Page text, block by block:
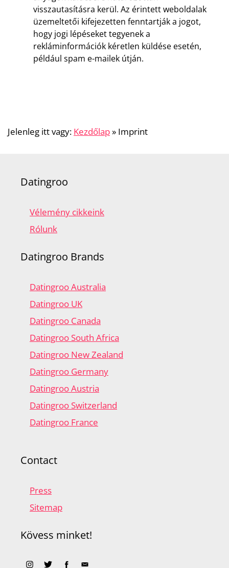
visszautasításra kerül. Az érintett weboldalak
üzemeltetői kifejezetten fenntartják a jogot,
hogy jogi lépéseket tegyenek a
rekláminformációk kéretlen küldése esetén,
például spam e-mailek útján.
Jelenleg itt vagy: Kezdőlap» Imprint
Datingroo
Vélemény cikkeink
Rólunk
Datingroo Brands
Datingroo Australia
Datingroo UK
Datingroo Canada
Datingroo South Africa
Datingroo New Zealand
Datingroo Germany
Datingroo Austria
Datingroo Switzerland
Datingroo France
Contact
Press
Sitemap
Kövess minket!